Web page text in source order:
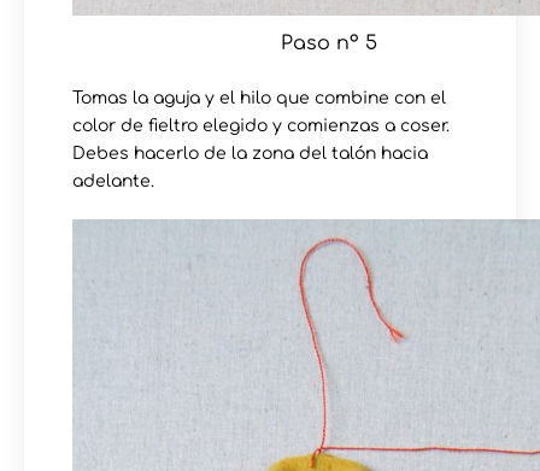
Paso nº 5
Tomas la aguja y el hilo que combine con el
color de fieltro elegido y comienzas a coser.
Debes hacerlo de la zona del talón hacia
adelante.